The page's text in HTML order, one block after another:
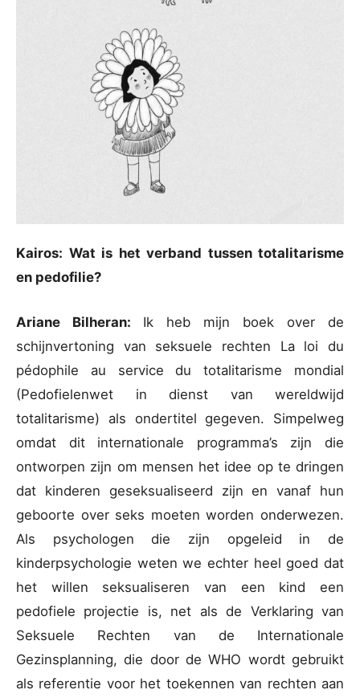
Kairos: Wat is het verband tussen totalitarisme
en pedofilie?
Ariane Bilheran: Ik heb mijn boek over de
schijnvertoning van seksuele rechten La loi du
pédophile au service du totalitarisme mondial
(Pedofielenwet in dienst van wereldwijd
totalitarisme) als ondertitel gegeven. Simpelweg
omdat dit internationale programma’s zijn die
ontworpen zijn om mensen het idee op te dringen
dat kinderen geseksualiseerd zijn en vanaf hun
geboorte over seks moeten worden onderwezen.
Als psychologen die zijn opgeleid in de
kinderpsychologie weten we echter heel goed dat
het willen seksualiseren van een kind een
pedofiele projectie is, net als de Verklaring van
Seksuele Rechten van de Internationale
Gezinsplanning, die door de WHO wordt gebruikt
als referentie voor het toekennen van rechten aan